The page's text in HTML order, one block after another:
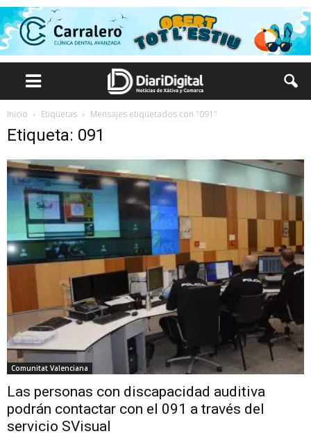
Inicio Etiquetas Mensajes etiquetados con "091"
Etiqueta: 091
Comunitat Valenciana
Las personas con discapacidad auditiva
podrán contactar con el 091 a través del
servicio SVisual